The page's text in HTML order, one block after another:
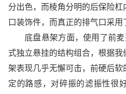
分出色，而棱角分明的后保险
口装饰件，而真正的排气口采用
底盘悬架方面，使用了前
式独立悬挂的结构组合，根据
架表现几乎无懈可击，前硬后
定的路感，对碎振的滤振性很